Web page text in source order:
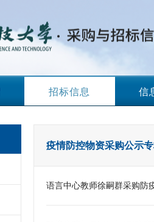
招标信息 信
疫情防控物资采购公示
语⾔中⼼教师徐嗣群采购防